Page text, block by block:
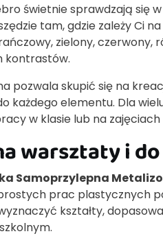
świetnie sprawdzają się
tam, gdzie zależy Ci
zielony, czerwony,
kontrastów.
pozwala skupić się na
każdego elementu. Dla
w klasie lub na
warsztaty i
Samoprzylepna
prac plastycznych
kształty,